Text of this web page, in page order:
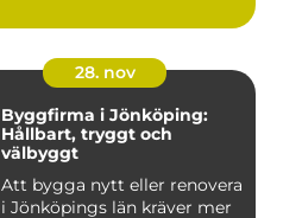
28. nov
Byggfirma i Jönköping:
Hållbart, tryggt och
välbyggt
Att bygga nytt eller renovera
i Jönköpings län kräver mer